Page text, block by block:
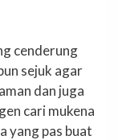
cenderung
sejuk agar
dan juga
cari mukena
yang pas buat